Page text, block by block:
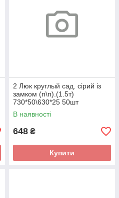
2 Люк круглый сад. сiрий із
замком (п\п).(1.5т)
730*50\630*25 50шт
В наявності
648 ₴
Купити